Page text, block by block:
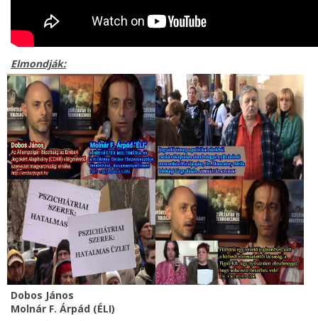
Elmondják:
Dobos János
Molnár F. Árpád (ÉLI)